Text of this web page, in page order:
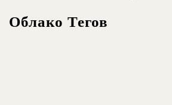
Облако Тегов